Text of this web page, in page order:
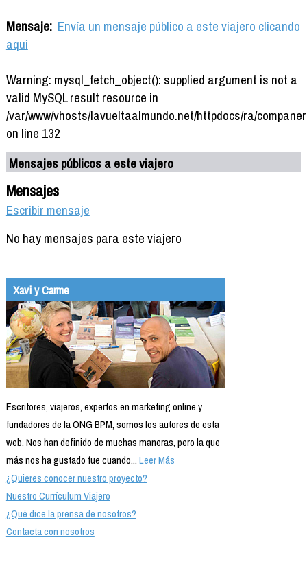
Mensaje: Envía un mensaje público a este viajero clicando
aquí
Warning: mysql_fetch_object(): supplied argument is not a
valid MySQL result resource in
/var/www/vhosts/lavueltaalmundo.net/httpdocs/ra/
on line 132
Mensajes públicos a este viajero
Mensajes
Escribir mensaje
No hay mensajes para este viajero
Xavi y Carme
Escritores, viajeros, expertos en marketing online y
fundadores de la ONG BPM, somos los autores de esta
web. Nos han definido de muchas maneras, pero la que
más nos ha gustado fue cuando...Leer Más
¿Quieres conocer nuestro proyecto?
Nuestro Currículum Viajero
¿Qué dice la prensa de nosotros?
Contacta con nosotros